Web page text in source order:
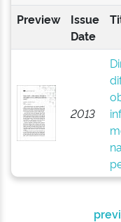
Preview
Issue
Date
2013